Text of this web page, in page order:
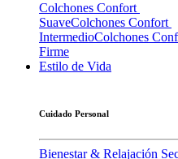
Colchones Confort
SuaveColchones Confort
IntermedioColchones
Firme
Estilo de Vida
Cuidado Personal
Bienestar & Relajación